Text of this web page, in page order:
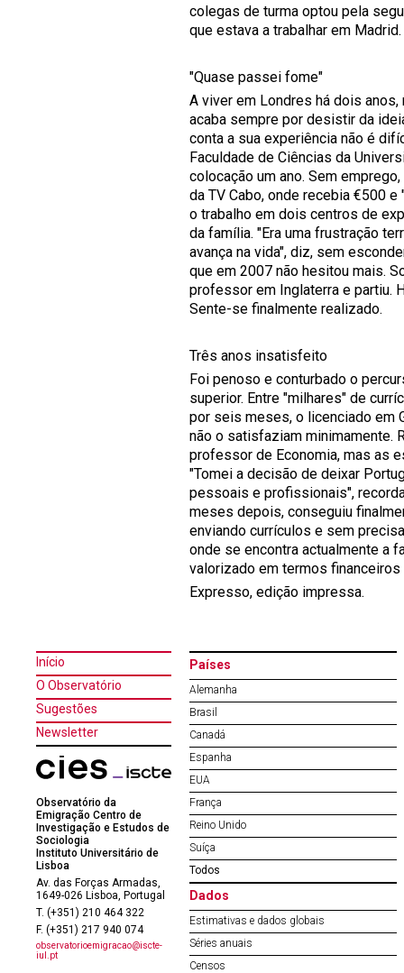
colegas de turma optou pela
que estava a trabalhar em
"Quase passei fome"
A viver em Londres há dois
acaba sempre por desistir da
conta a sua experiência não é
Faculdade de Ciências da
colocação um ano. Sem
da TV Cabo, onde recebia €500
o trabalho em dois centros de
da família. "Era uma frustração
avança na vida", diz, sem
que em 2007 não hesitou mais.
professor em Inglaterra e partiu.
Sente-se finalmente realizado.
Três anos insatisfeito
Foi penoso e conturbado o
superior. Entre "milhares" de
por seis meses, o licenciado em
não o satisfaziam minimamente.
professor de Economia, mas as
"Tomei a decisão de deixar
pessoais e profissionais",
meses depois, conseguiu
enviando currículos e sem
onde se encontra actualmente a
valorizado em termos
Expresso, edição impressa.
Início
O Observatório
Sugestões
Newsletter
Observatório da
Emigração Centro de
Investigação e Estudos de
Sociologia
Instituto Universitário de
Lisboa
Av. das Forças Armadas,
1649-026 Lisboa, Portugal
T. (+351) 210 464 322
F. (+351) 217 940 074
observatorioemigracao@iscte-
iul.pt
Países
Alemanha
Brasil
Canadá
Espanha
EUA
França
Reino Unido
Suíça
Todos
Dados
Estimativas e dados globais
Séries anuais
Censos